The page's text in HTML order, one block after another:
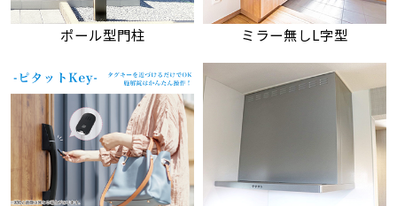
ポール型門柱 ミラー無しL字型